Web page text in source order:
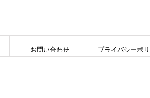
お問い合わせ プライバシーポ